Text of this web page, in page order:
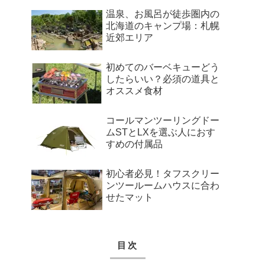
温泉、お風呂が徒歩圏内の
北海道のキャンプ場：札幌
近郊エリア
初めてのバーベキューどう
したらいい？必須の道具と
オススメ食材
コールマンツーリングドー
ムSTとLXを選ぶ人におす
すめの付属品
初心者必見！タフスクリー
ンツールームハウスに合わ
せたマット
目次